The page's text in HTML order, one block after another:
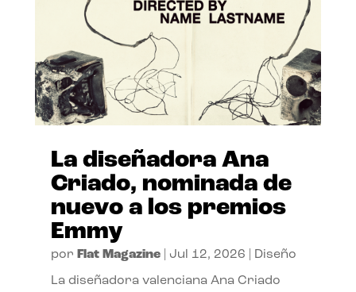
La diseñadora Ana
Criado, nominada de
nuevo a los premios
Emmy
por Flat Magazine| Jul 12, 2026 Diseño
La diseñadora valenciana Ana Criado